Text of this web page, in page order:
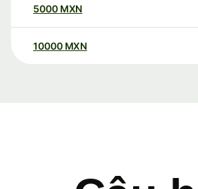
5000 MXN
10000 MXN